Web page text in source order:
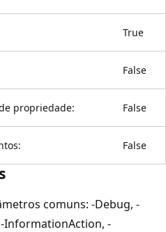
True
False
propriedade: False
False
comuns: -Debug, -
InformationAction, -